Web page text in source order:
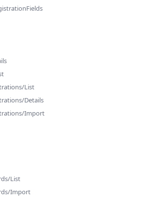
List
Details
Import
List
Import